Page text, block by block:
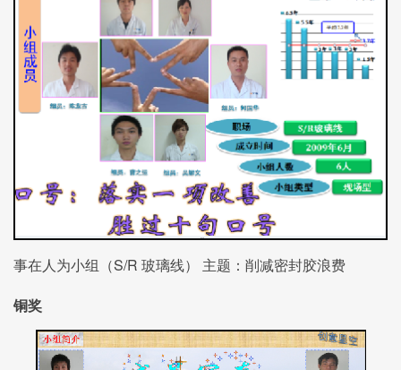
事在人为小组（S/R 玻璃线） 主题：削减密封胶浪费
铜奖